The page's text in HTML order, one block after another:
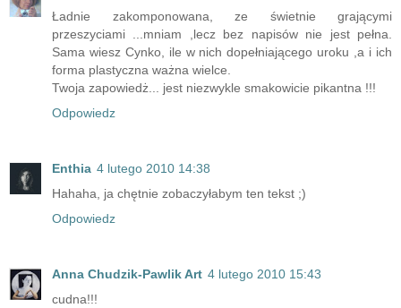
Ładnie zakomponowana, ze świetnie grającymi
przeszyciami ...mniam ,lecz bez napisów nie jest pełna.
Sama wiesz Cynko, ile w nich dopełniającego uroku ,a i ich
forma plastyczna ważna wielce.
Twoja zapowiedż... jest niezwykle smakowicie pikantna !!!
Odpowiedz
Enthia 4 lutego 2010 14:38
Hahaha, ja chętnie zobaczyłabym ten tekst ;)
Odpowiedz
Anna Chudzik-Pawlik Art 4 lutego 2010 15:43
cudna!!!